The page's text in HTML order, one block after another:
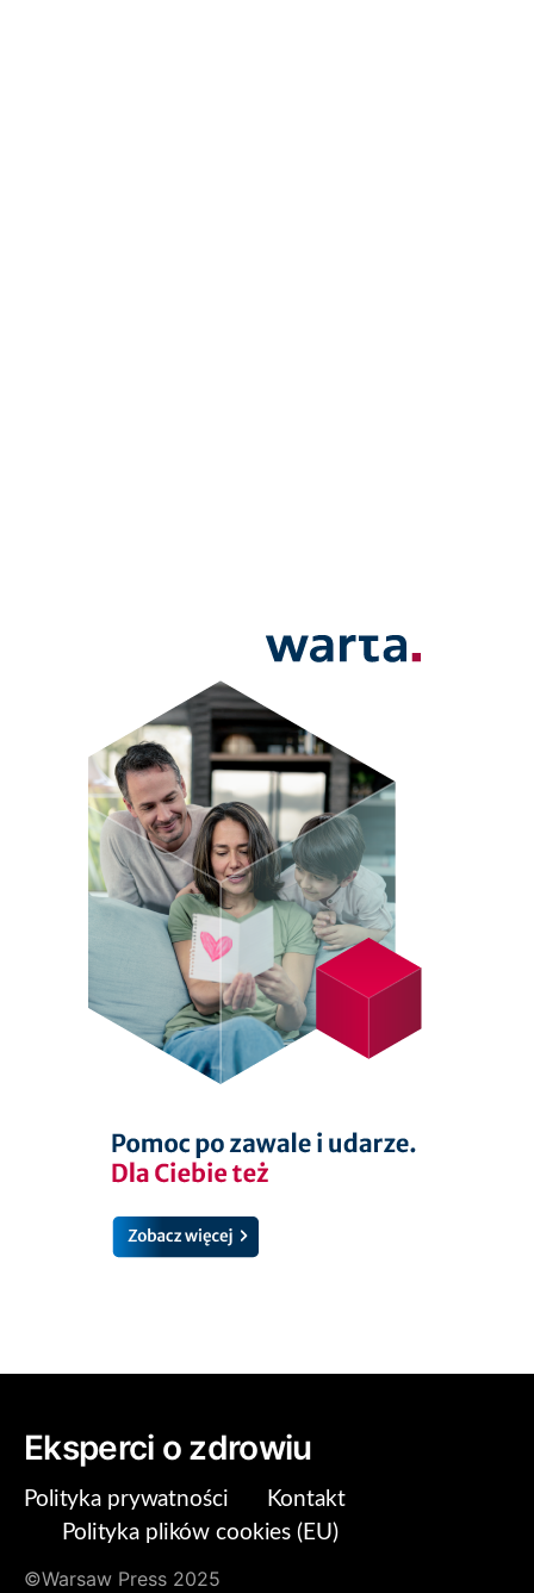
Eksperci o zdrowiu
Polityka prywatności
Kontakt
Polityka plików cookies (EU)
©Warsaw Press 2025